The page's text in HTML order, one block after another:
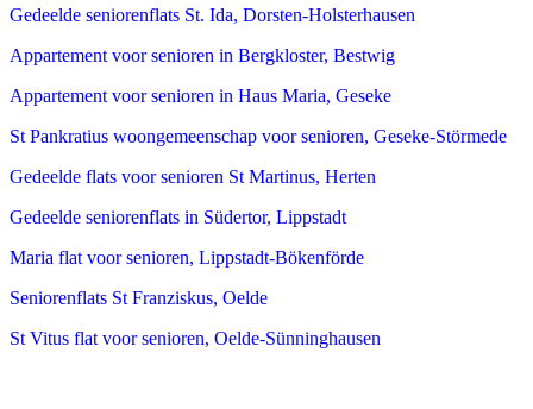
Gedeelde seniorenflats St. Ida, Dorsten-Holsterhausen
Appartement voor senioren in Bergkloster, Bestwig
Appartement voor senioren in Haus Maria, Geseke
St Pankratius woongemeenschap voor senioren, Geseke-Störmede
Gedeelde flats voor senioren St Martinus, Herten
Gedeelde seniorenflats in Südertor, Lippstadt
Maria flat voor senioren, Lippstadt-Bökenförde
Seniorenflats St Franziskus, Oelde
St Vitus flat voor senioren, Oelde-Sünninghausen